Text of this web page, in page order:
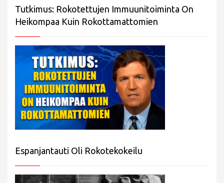
Tutkimus: Rokotettujen Immuunitoiminta On
Heikompaa Kuin Rokottamattomien
Espanjantauti Oli Rokotekokeilu